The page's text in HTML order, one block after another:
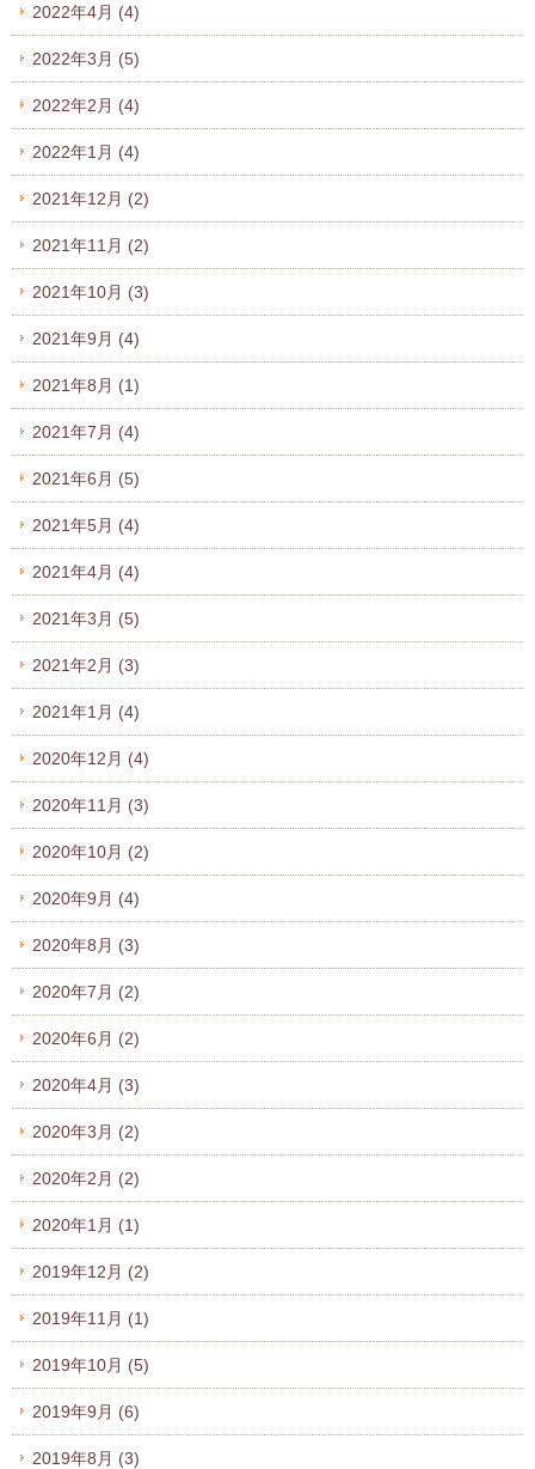
2022年4月 (4)
2022年3月 (5)
2022年2月 (4)
2022年1月 (4)
2021年12月 (2)
2021年11月 (2)
2021年10月 (3)
2021年9月 (4)
2021年8月 (1)
2021年7月 (4)
2021年6月 (5)
2021年5月 (4)
2021年4月 (4)
2021年3月 (5)
2021年2月 (3)
2021年1月 (4)
2020年12月 (4)
2020年11月 (3)
2020年10月 (2)
2020年9月 (4)
2020年8月 (3)
2020年7月 (2)
2020年6月 (2)
2020年4月 (3)
2020年3月 (2)
2020年2月 (2)
2020年1月 (1)
2019年12月 (2)
2019年11月 (1)
2019年10月 (5)
2019年9月 (6)
2019年8月 (3)